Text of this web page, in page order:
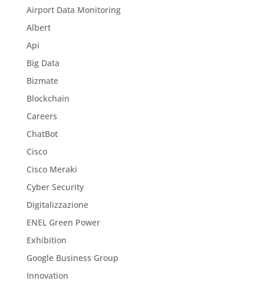
Airport Data Monitoring
Albert
Api
Big Data
Bizmate
Blockchain
Careers
ChatBot
Cisco
Cisco Meraki
Cyber Security
Digitalizzazione
ENEL Green Power
Exhibition
Google Business Group
Innovation